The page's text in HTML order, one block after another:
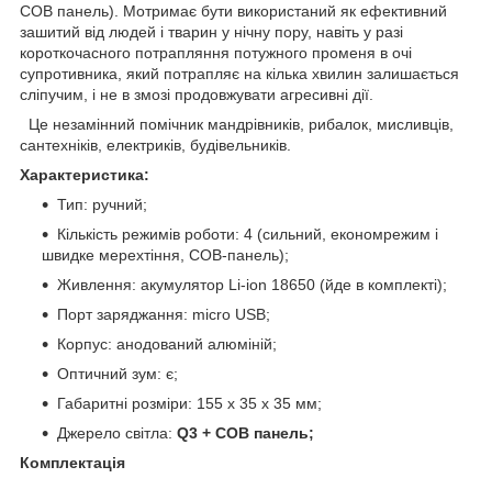
СОВ панель). Мотримає бути використаний як ефективний
зашитий від людей і тварин у нічну пору, навіть у разі
короткочасного потрапляння потужного променя в очі
супротивника, який потрапляє на кілька хвилин залишається
сліпучим, і не в змозі продовжувати агресивні дії.
Це незамінний помічник мандрівників, рибалок, мисливців,
сантехніків, електриків, будівельників.
Характеристика:
Тип: ручний;
Кількість режимів роботи: 4 (сильний, економрежим і
швидке мерехтіння, COB-панель);
Живлення: акумулятор Li-ion 18650 (йде в комплекті);
Порт заряджання: micro USB;
Корпус: анодований алюміній;
Оптичний зум: є;
Габаритні розміри: 155 х 35 х 35 мм;
Джерело світла: Q3 + COB панель;
Комплектація